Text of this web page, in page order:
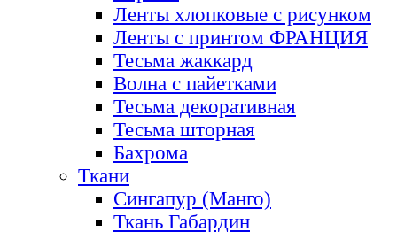
Ленты хлопковые с рисунком
Ленты с принтом ФРАНЦИЯ
Тесьма жаккард
Волна с пайетками
Тесьма декоративная
Тесьма шторная
Бахрома
Ткани
Сингапур (Манго)
Ткань Габардин